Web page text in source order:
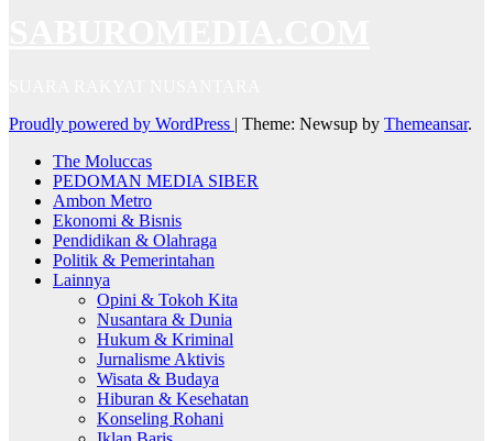
Proudly powered by WordPress | Theme: Newsup by Themeansar.
The Moluccas
PEDOMAN MEDIA SIBER
Ambon Metro
Ekonomi & Bisnis
Pendidikan & Olahraga
Politik & Pemerintahan
Lainnya
Opini & Tokoh Kita
Nusantara & Dunia
Hukum & Kriminal
Jurnalisme Aktivis
Wisata & Budaya
Hiburan & Kesehatan
Konseling Rohani